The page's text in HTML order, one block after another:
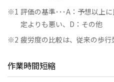
※1 評価の基準･･･A：予想以上
定よりも悪い、D：その他
※2 疲労度の比較は、従来の歩行
作業時間短縮